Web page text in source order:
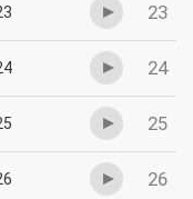
23
24
25
26